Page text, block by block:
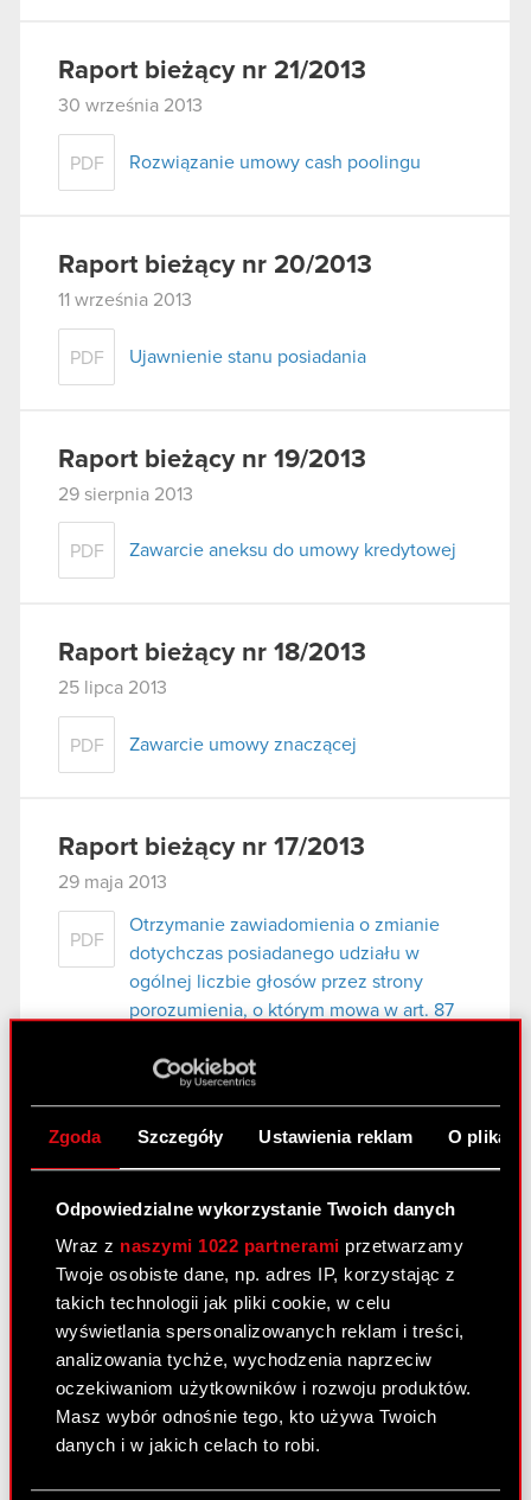
Zgoda Szczegóły Ustawienia reklam O
Odpowiedzialne wykorzystanie Twoich danych
Wraz z naszymi 1022 partnerami przetwarzamy
Twoje osobiste dane, np. adres IP, korzystając z
takich technologii jak pliki cookie, w celu
wyświetlania spersonalizowanych reklam i treści,
analizowania tychże, wychodzenia naprzeciw
oczekiwaniom użytkowników i rozwoju produktów.
Masz wybór odnośnie tego, kto używa Twoich
danych i w jakich celach to robi.
Raport bieżący nr 21/2013
30 września 2013
PDF Rozwiązanie umowy cash poolingu
Raport bieżący nr 20/2013
11 września 2013
PDF Ujawnienie stanu posiadania
Raport bieżący nr 19/2013
29 sierpnia 2013
PDF Zawarcie aneksu do umowy kredytowej
Raport bieżący nr 18/2013
25 lipca 2013
PDF Zawarcie umowy znaczącej
Raport bieżący nr 17/2013
29 maja 2013
PDF
Otrzymanie zawiadomienia o zmianie
dotychczas posiadanego udziału w
ogólnej liczbie głosów przez strony
porozumienia, o którym mowa w art. 87
o ofercie publicznej
Raport bieżący nr 16/2013
29 maja 2013
PDF
Transakcje osób mających dostęp do
informacji poufnych
Raport bieżący nr 15/2013
23 maja 2013
Zawarcie umowy o kredyt odnawialny z